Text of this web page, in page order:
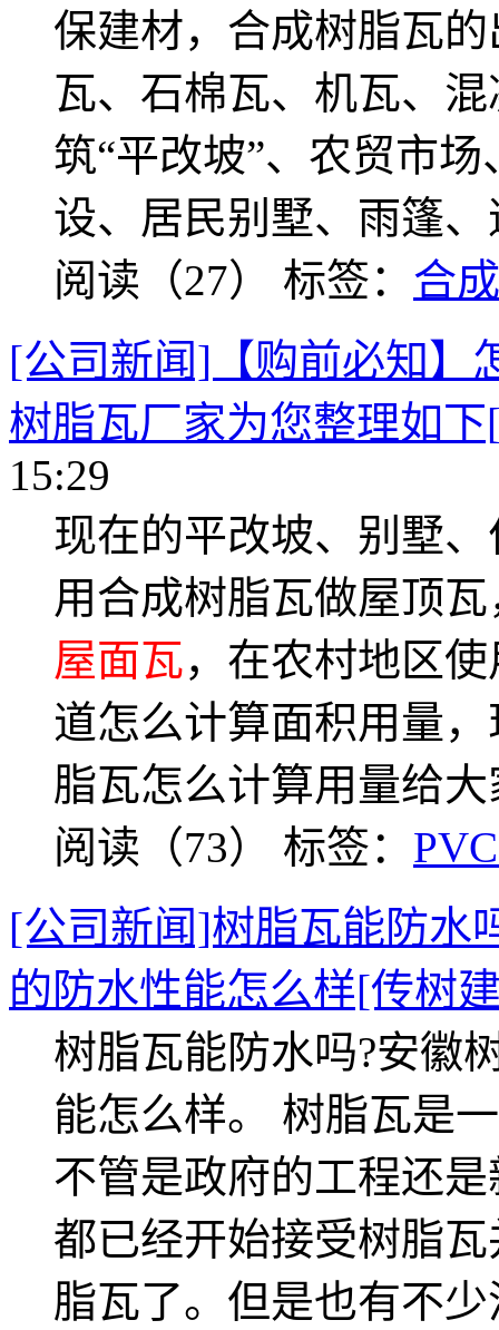
保建材，合成树脂瓦
瓦、石棉瓦、机瓦、
筑“平改坡”、农贸市
设、居民别墅、雨篷
阅读（27） 标签： 合
[公司新闻]【购前必知】
树脂瓦厂家为您整理如
15:29
现在的平改坡、别墅
用合成树脂瓦做屋顶
屋面瓦，在农村地区
道怎么计算面积用量
脂瓦怎么计算用量给
阅读（73） 标签：
[公司新闻]树脂瓦能防水
的防水性能怎么样[传树
树脂瓦能防水吗?安徽
能怎么样。 树脂瓦是
不管是政府的工程还
都已经开始接受树脂
脂瓦了。但是也有不